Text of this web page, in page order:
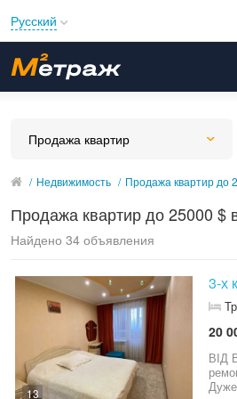
Русский
Українська
Продажа квартир
/ Недвижимость / Продажа квартир до
Продажа квартир до 25000 $
Найдено 34 объявления
13
3-х
20
ВІД ВЛАСНИКА!
ремонтом, мебля та техніка, все
Дуже